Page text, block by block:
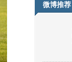
微博推荐